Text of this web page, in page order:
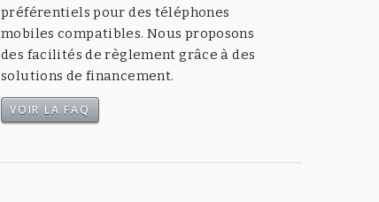
préférentiels pour des téléphones
mobiles compatibles. Nous proposons
des facilités de règlement grâce à des
solutions de financement.
VOIR LA FAQ